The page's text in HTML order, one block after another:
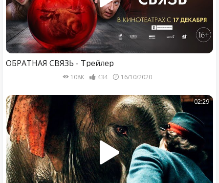
ОБРАТНАЯ СВЯЗЬ - Трейлер
108K 434 16/10/2020
02:29